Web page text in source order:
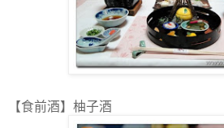
【食前酒】柚子酒